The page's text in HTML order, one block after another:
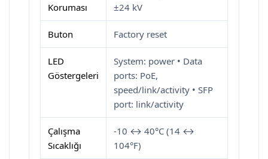
Koruması
±24 kV
Buton Factory reset
LED
Göstergeleri
System: power • Data
ports: PoE,
speed/link/activity • SFP
port: link/activity
Çalışma
Sıcaklığı
-10 ↔ 40°C (14 ↔
104°F)